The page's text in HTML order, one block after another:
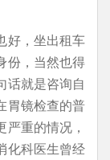
好，坐出租车
份，当然也得
话就是咨询自
胃镜检查的普
重的情况，
化科医生曾经